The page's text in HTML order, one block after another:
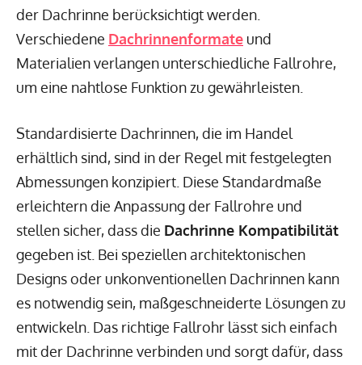
der Dachrinne berücksichtigt werden.
Verschiedene Dachrinnenformate und
Materialien verlangen unterschiedliche Fallrohre,
um eine nahtlose Funktion zu gewährleisten.
Standardisierte Dachrinnen, die im Handel
erhältlich sind, sind in der Regel mit festgelegten
Abmessungen konzipiert. Diese Standardmaße
erleichtern die Anpassung der Fallrohre und
stellen sicher, dass die Dachrinne Kompatibilität
gegeben ist. Bei speziellen architektonischen
Designs oder unkonventionellen Dachrinnen kann
es notwendig sein, maßgeschneiderte Lösungen zu
entwickeln. Das richtige Fallrohr lässt sich einfach
mit der Dachrinne verbinden und sorgt dafür, dass